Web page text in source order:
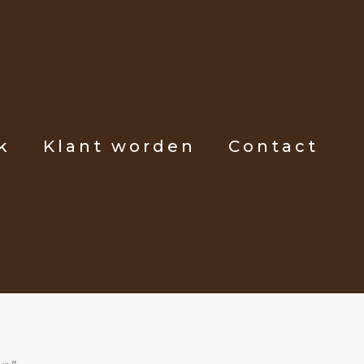
Klant worden Contact